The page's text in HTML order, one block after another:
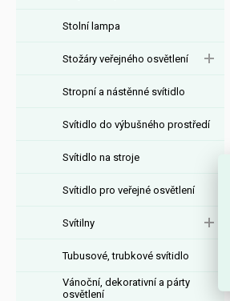
Stolní lampa
Stožáry veřejného osvětlení
Stropní a nástěnné svítidlo
Svítidlo do výbušného prostředí
Svítidlo na stroje
Svítidlo pro veřejné osvětlení
Svítilny
Tubusové, trubkové svítidlo
Vánoční, dekorativní a párty
osvětlení